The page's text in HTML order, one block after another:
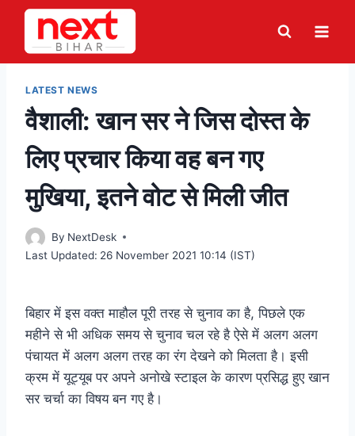
Skip
content
LATEST NEWS
वैशाली: खान सर ने जिस दोस्त के
लिए प्रचार किया वह बन गए
मुखिया, इतने वोट से मिली जीत
By NextDesk
Last Updated: 26 November 2021 10:14 (IST)
बिहार में इस वक्तमाहौलपूरी तरह से चुनाव का है, पिछले एक
महीने से भी अधिक समय से चुनाव चल रहे है ऐसे में अलग अलग
पंचायत में अलग अलग तरह का रंग देखने को मिलता है। इसी
क्रम में यूट्यूब पर अपने अनोखे स्टाइल के कारण प्रसिद्ध हुए खान
सर चर्चा का विषय बन गए है।